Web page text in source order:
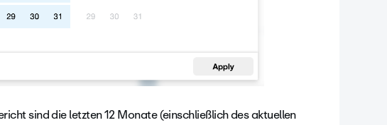
sind die letzten 12 Monate (einschließlich des aktuellen